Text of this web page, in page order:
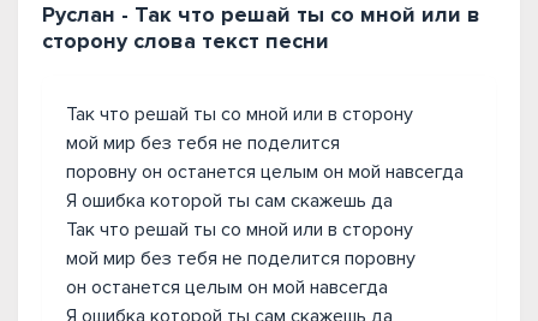
Руслан - Так что решай ты со мной или в
сторону слова текст песни
Так что решай ты со мной или в сторону
мой мир без тебя не поделится
поровну он останется целым он мой навсегда
Я ошибка которой ты сам скажешь да
Так что решай ты со мной или в сторону
мой мир без тебя не поделится поровну
он останется целым он мой навсегда
Я ошибка которой ты сам скажешь да